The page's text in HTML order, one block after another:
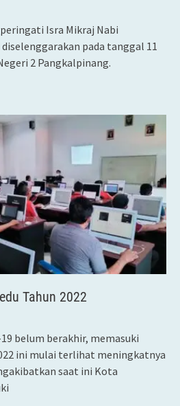
Isra Mikraj Nabi
diselenggarakan pada tanggal 11
2 Pangkalpinang.
Tahun 2022
belum berakhir, memasuki
ini mulai terlihat meningkatnya
saat ini Kota